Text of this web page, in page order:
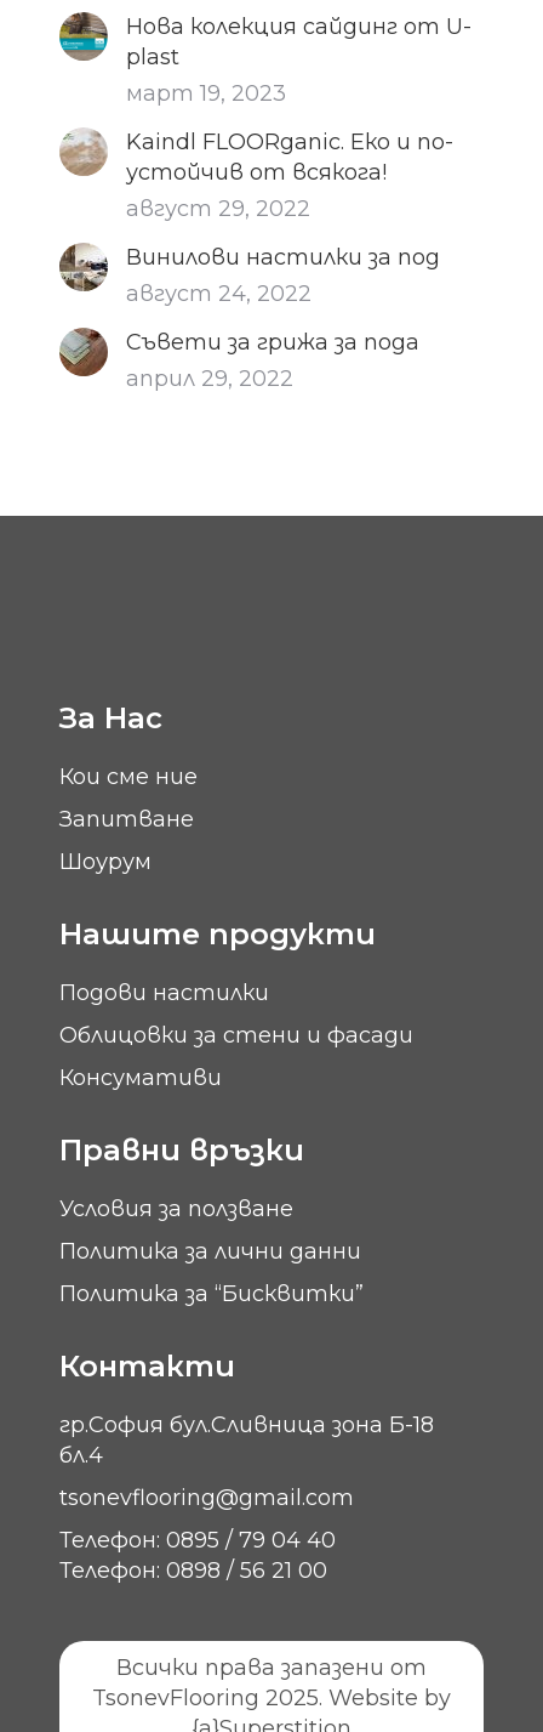
Нова колекция сайдинг от U-
plast
март 19, 2023
Kaindl FLOORganic. Еко и по-
устойчив от всякога!
август 29, 2022
Винилови настилки за под
август 24, 2022
Съвети за грижа за пода
април 29, 2022
За Нас
Кои сме ние
Запитване
Шоурум
Нашите продукти
Подови настилки
Облицовки за стени и фасади
Консумативи
Правни връзки
Условия за ползване
Политика за лични данни
Политика за “Бисквитки”
Контакти
гр.София бул.Сливница зона Б-18
бл.4
tsonevflooring@gmail.com
Телефон: 0895 / 79 04 40
Телефон: 0898 / 56 21 00
Всички права запазени от
TsonevFlooring 2025. Website by